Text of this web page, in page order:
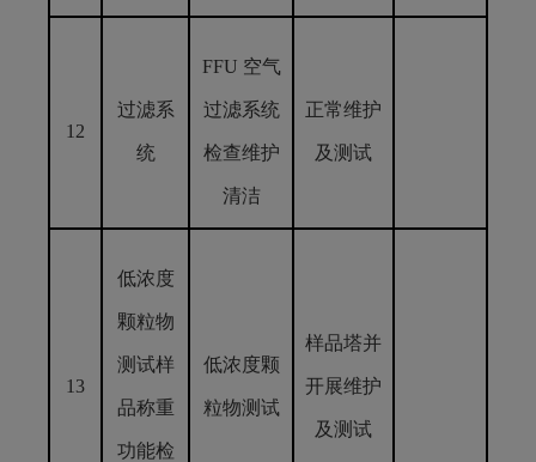
12
过滤系
统
FFU 空气
过滤系统
检查维护
清洁
正常维护
及测试
13
低浓度
颗粒物
测试样
品称重
功能检
低浓度颗
粒物测试
样品塔并
开展维护
及测试